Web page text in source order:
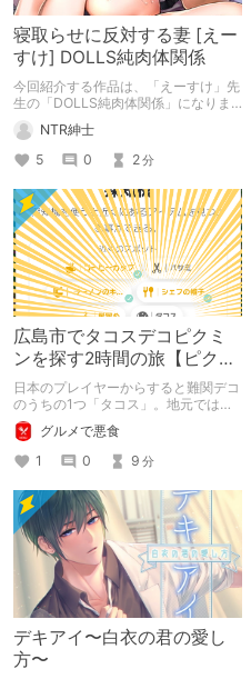
寝取らせに反対する妻 [えー
すけ] DOLLS純肉体関係
今回紹介する作品は、「えーすけ」先
生の「DOLLS純肉体関係」になりま
NTR紳士
5
0 2分
広島市でタコスデコピクミ
ンを探す2時間の旅【ピクミ
ンブルーム / Pikmin
Bloom】
日本のプレイヤーからすると難関デコ
のうちの1つ「タコス」。地元では見
つけられなかった男が広島で探す旅を
お送りします。ねくすと5月のテーマ
「お出かけの記録」。
グルメで悪食
1
0 9 分
デキアイ〜白衣の君の愛し
方〜